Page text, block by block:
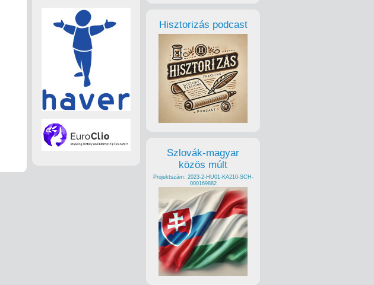
Hisztorizás podcast
Szlovák-magyar
közös múlt
Projektszám: 2023-2-HU01-KA210-SCH-
000169882